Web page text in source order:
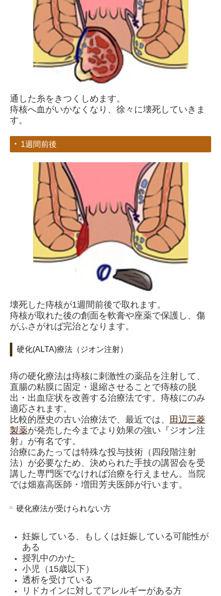
通した糸をきつくしめます。
痔核へ血がいかなくなり、徐々に壊死していきま
す。
1週間前後
壊死した痔核が1週間前後で取れます。
痔核が取れた後の創面を軟膏や座薬で保護し、傷
がふさがれば完治となります。
硬化(ALTA)療法（ジオン注射）
痔の硬化療法は痔核に刺激性の薬品を注射して、
直腸の粘膜に固定・退縮させることで痔核の脱
出・出血症状を改善する治療法です。痔核にのみ
適応されます。
比較的歴史の古い治療法で、最近では、
田辺三菱
製薬が発売した今までより効果の強い『ジオン注
射』が有名です。
治療にあたっては特殊な投与技術（四段階注射
法）が必要なため、決められた手技の講習会を受
講した専門医でなければ治療を行えません。当院
では畑嘉高医師・増田芳夫医師が行います。
硬化療法が受けられない方
妊娠している、もしくは妊娠している可能性が
ある
授乳中のかた
小児（15歳以下）
透析を受けている
リドカインに対してアレルギーがある方